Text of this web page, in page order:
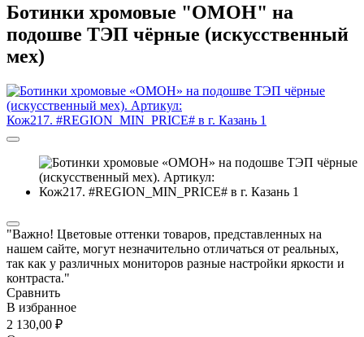
Ботинки хромовые "ОМОН" на
подошве ТЭП чёрные (искусственный
мех)
"Важно! Цветовые оттенки товаров, представленных на
нашем сайте, могут незначительно отличаться от реальных,
так как у различных мониторов разные настройки яркости и
контраста."
Сравнить
В избранное
2 130,00 ₽